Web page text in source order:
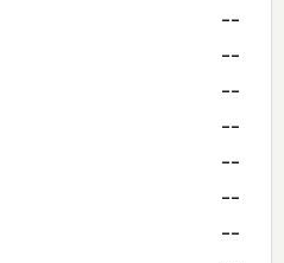
--
--
--
--
--
--
--